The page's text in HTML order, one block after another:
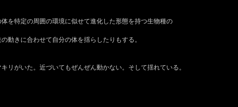
を特定の周囲の環境に似せて進化した形態を持つ生物種の
動きに合わせて自分の体を揺らしたりもする。
リがいた。近づいてもぜんぜん動かない。そして揺れている。